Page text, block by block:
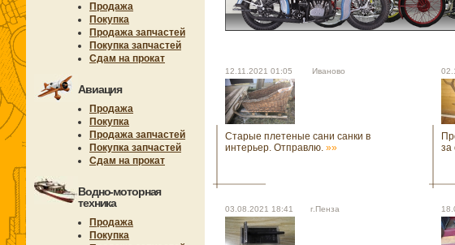
Продажа
Покупка
Продажа запчастей
Покупка запчастей
Сдам на прокат
Авиация
Продажа
Покупка
Продажа запчастей
Покупка запчастей
Сдам на прокат
Водно-моторная
техника
Продажа
Покупка
12.11.2021 01:05 Иваново
Старые плетеные сани санки в
интерьер. Отправлю. »»
за
03.08.2021 18:41 г.Пенза